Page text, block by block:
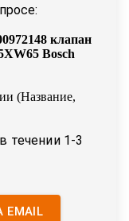
клапан
Bosch
(Название,
течении 1-3